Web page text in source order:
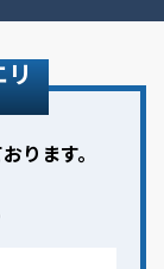
リ
ります。